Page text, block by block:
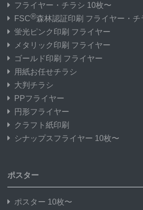
フライヤー・チラシ 10枚〜
FSC®森林認証印刷 フライヤー・チ
蛍光ピンク印刷 フライヤー
メタリック印刷 フライヤー
ゴールド印刷 フライヤー
用紙お任せチラシ
大判チラシ
PPフライヤー
円形フライヤー
クラフト紙印刷
シナップスフライヤー 10枚〜
ポスター
ポスター 10枚〜